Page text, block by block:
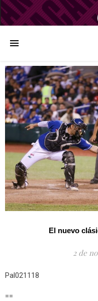
El nuevo
2 de
Pal021118
==